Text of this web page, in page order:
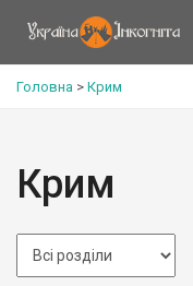
Головна > Крим
Крим